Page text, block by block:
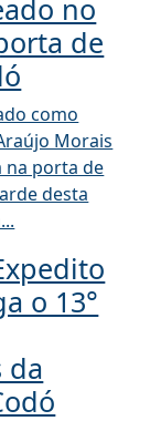
no
de
como
Morais
na porta de
desta
o 13°
da